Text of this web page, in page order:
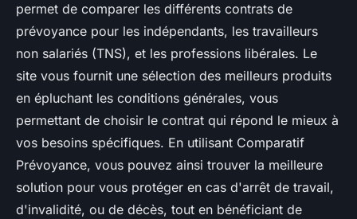
permet de comparer les différents contrats de
prévoyance pour les indépendants, les travailleurs
non salariés (TNS), et les professions libérales. Le
site vous fournit une sélection des meilleurs produits
en épluchant les conditions générales, vous
permettant de choisir le contrat qui répond le mieux à
vos besoins spécifiques. En utilisant Comparatif
Prévoyance, vous pouvez ainsi trouver la meilleure
solution pour vous protéger en cas d'arrêt de travail,
d'invalidité, ou de décès, tout en bénéficiant de